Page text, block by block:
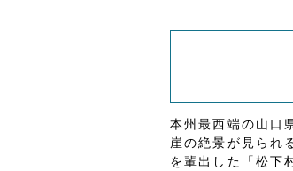
本州最西端の山口
崖の絶景が見られ
を輩出した「松下